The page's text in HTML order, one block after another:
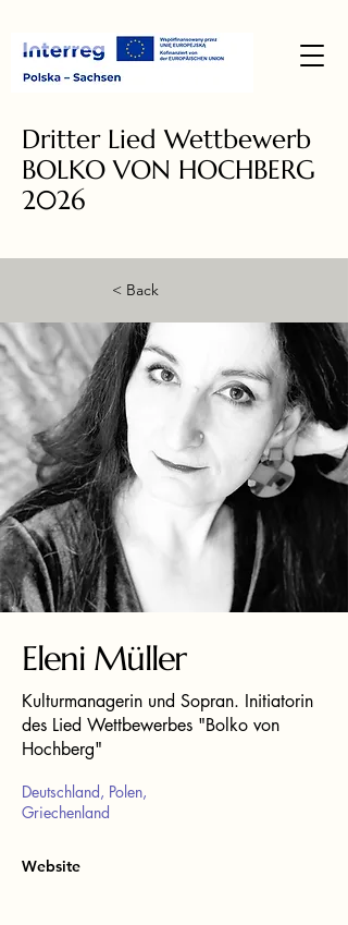
Dritter Lied Wettbewerb
BOLKO VON HOCHBERG
2026
< Back
Eleni Müller
Kulturmanagerin und Sopran. Initiatorin
des Lied Wettbewerbes "Bolko von
Hochberg"
Deutschland, Polen,
Griechenland
Website